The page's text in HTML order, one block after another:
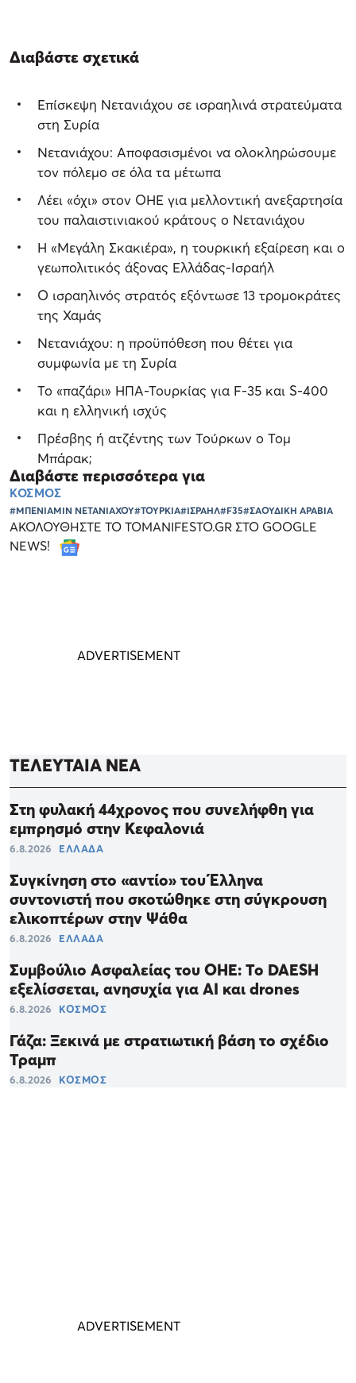
Διαβάστε σχετικά
Επίσκεψη Νετανιάχου σε ισραηλινά στρατεύματα
στη Συρία
Νετανιάχου: Αποφασισμένοι να ολοκληρώσουμε
τον πόλεμο σε όλα τα μέτωπα
Λέει «όχι» στον ΟΗΕ για μελλοντική ανεξαρτησία
του παλαιστινιακού κράτους ο Νετανιάχου
Η «Μεγάλη Σκακιέρα», η τουρκική εξαίρεση και ο
γεωπολιτικός άξονας Ελλάδας-Ισραήλ
Ο ισραηλινός στρατός εξόντωσε 13 τρομοκράτες
της Χαμάς
Νετανιάχου: η προϋπόθεση που θέτει για
συμφωνία με τη Συρία
Το «παζάρι» ΗΠΑ-Τουρκίας για F-35 και S-400
και η ελληνική ισχύς
Πρέσβης ή ατζέντης των Τούρκων ο Τομ
Μπάρακ;
Διαβάστε περισσότερα για
ΚΟΣΜΟΣ
#ΜΠΕΝΙΑΜΙΝ ΝΕΤΑΝΙΑΧΟΥ#ΤΟΥΡΚΙΑ#ΙΣΡΑΗΛ#F35#ΣΑΟΥΔΙΚΗ ΑΡΑΒΙΑ
ΑΚΟΛΟΥΘΗΣΤΕ ΤΟ TOMANIFESTO.GR ΣΤΟ GOOGLE
NEWS!
ΤΕΛΕΥΤΑΙΑ ΝΕΑ
Στη φυλακή 44χρονος που συνελήφθη για
εμπρησμό στην Κεφαλονιά
6.8.2026 ΕΛΛΑΔΑ
Συγκίνηση στο «αντίο» του Έλληνα
συντονιστή που σκοτώθηκε στη σύγκρουση
ελικοπτέρων στην Ψάθα
6.8.2026 ΕΛΛΑΔΑ
Συμβούλιο Ασφαλείας του ΟΗΕ: Το DAESH
εξελίσσεται, ανησυχία για ΑΙ και drones
6.8.2026 ΚΟΣΜΟΣ
Γάζα: Ξεκινά με στρατιωτική βάση το σχέδιο
Τραμπ
6.8.2026 ΚΟΣΜΟΣ